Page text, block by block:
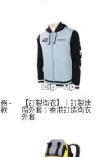
-
【訂製衛衣】｜訂製連
帽外套｜香港訂造衛衣
外套